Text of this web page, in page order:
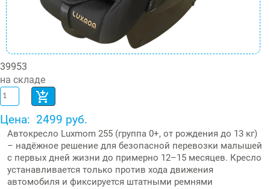
39953
на складе
Цена: 2499 руб.
Автокресло Luxmom 255 (группа 0+, от рождения до 13 кг)
– надёжное решение для безопасной перевозки малышей
с первых дней жизни до примерно 12–15 месяцев. Кресло
устанавливается только против хода движения
автомобиля и фиксируется штатными ремнями